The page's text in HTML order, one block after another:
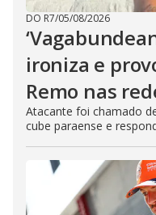
DO R7/05/08/2026
ironiza e
Remo nas
Atacante foi chamado
cube paraense e